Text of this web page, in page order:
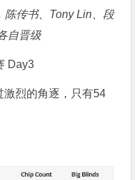
陈传书、Tony Lin、段
自晋级
Day3
激烈的角逐，只有54